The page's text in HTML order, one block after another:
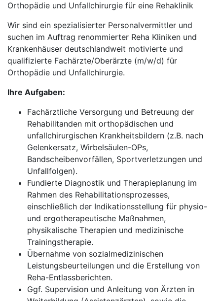
Orthopädie und Unfallchirurgie für eine Rehaklinik
Wir sind ein spezialisierter Personalvermittler und
suchen im Auftrag renommierter Reha Kliniken und
Krankenhäuser deutschlandweit motivierte und
qualifizierte Fachärzte/Oberärzte (m/w/d) für
Orthopädie und Unfallchirurgie.
Ihre Aufgaben:
Fachärztliche Versorgung und Betreuung der
Rehabilitanden mit orthopädischen und
unfallchirurgischen Krankheitsbildern (z.B. nach
Gelenkersatz, Wirbelsäulen-OPs,
Bandscheibenvorfällen, Sportverletzungen und
Unfallfolgen).
Fundierte Diagnostik und Therapieplanung im
Rahmen des Rehabilitationsprozesses,
einschließlich der Indikationsstellung für physio-
und ergotherapeutische Maßnahmen,
physikalische Therapien und medizinische
Trainingstherapie.
Übernahme von sozialmedizinischen
Leistungsbeurteilungen und die Erstellung von
Reha-Entlassberichten.
Ggf. Supervision und Anleitung von Ärzten in